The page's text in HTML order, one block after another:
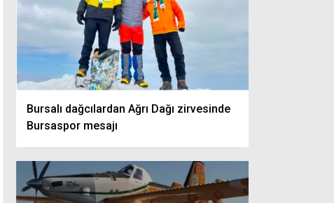
Bursalı dağcılardan Ağrı Dağı zirvesinde
Bursaspor mesajı